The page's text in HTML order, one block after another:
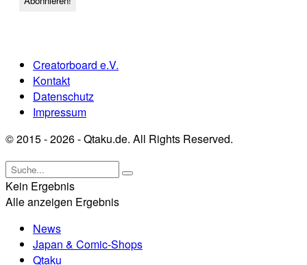
Creatorboard e.V.
Kontakt
Datenschutz
Impressum
© 2015 - 2026 - Qtaku.de. All Rights Reserved.
Kein Ergebnis
Alle anzeigen Ergebnis
News
Japan & Comic-Shops
Qtaku